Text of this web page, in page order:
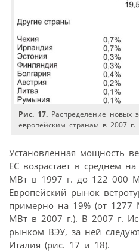
Рис. 17. Распределение новых
европейским странам в 2007 г.
Установленная мощность
ЕС возрастает в среднем
МВт в 1997 г. до 122 000
Европейский рынок
примерно на 19% (от
МВт в 2007 г.). В 2007 г.
рынком ВЭУ, за ней
Италия (рис. 17 и 18).